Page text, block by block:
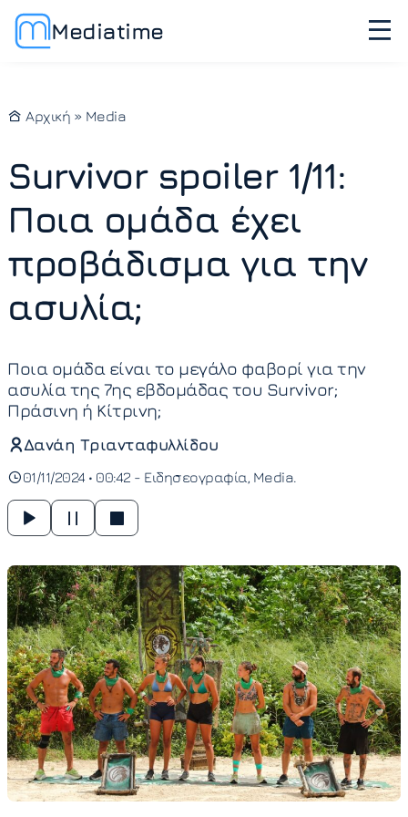
Mediatime
Αρχική » Media
Survivor spoiler 1/11:
Ποια ομάδα έχει
προβάδισμα για την
ασυλία;
Ποια ομάδα είναι το μεγάλο φαβορί για την
ασυλία της 7ης εβδομάδας του Survivor;
Πράσινη ή Κίτρινη;
Δανάη Τριανταφυλλίδου
01/11/2024 • 00:42 - Ειδησεογραφία Media